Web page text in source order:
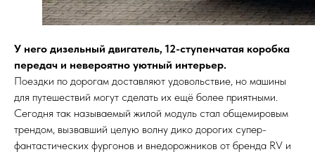
У него дизельный двигатель, 12-ступенчатая коробка
передач и невероятно уютный интерьер.
Поездки по дорогам доставляют удовольствие, но машины
для путешествий могут сделать их ещё более приятными.
Сегодня так называемый жилой модуль стал общемировым
трендом, вызвавший целую волну дико дорогих супер-
фантастических фургонов и внедорожников от бренда RV и